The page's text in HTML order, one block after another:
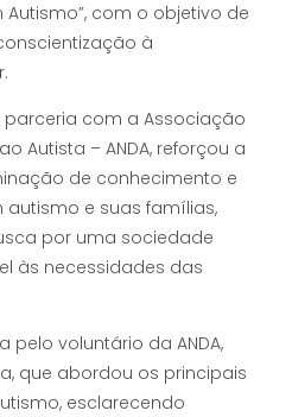
com o objetivo de
à
parceria com a Associação
Autista – ANDA, reforçou a
de conhecimento e
e suas famílias,
por uma sociedade
às necessidades das
pelo voluntário da ANDA,
que abordou os principais
esclarecendo